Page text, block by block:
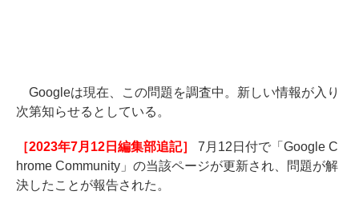
Googleは現在、この問題を調査中。新しい情報が入り
次第知らせるとしている。
［2023年7月12日編集部追記］ 7月12日付で「Google C
hrome Community」の当該ページが更新され、問題が解
決したことが報告された。